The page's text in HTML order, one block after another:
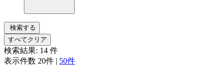
検索する
すべてクリア
検索結果: 14 件
表示件数 20件 | 50件